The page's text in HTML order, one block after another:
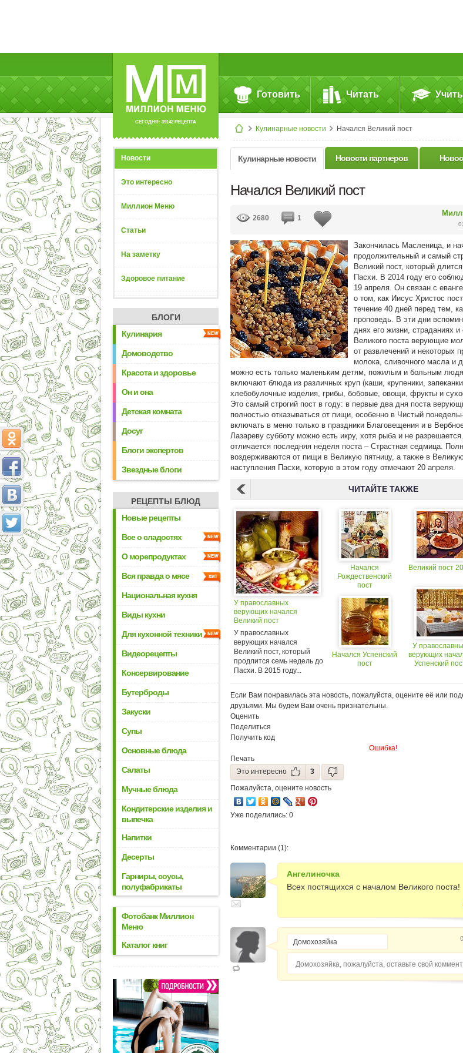
СЕГОДНЯ: 39142 РЕЦЕПТА
Готовить Читать
Кулинарные новости Начался Великий пост
Новости
Это интересно
Миллион Меню
Статьи
На заметку
Здоровое питание
БЛОГИ
Кулинария
Домоводство
Красота и здоровье
Он и она
Детская комната
Досуг
Блоги экспертов
Звездные блоги
РЕЦЕПТЫ БЛЮД
Новые рецепты
Все о сладостях
О морепродуктах
Вся правда о мясе
Национальная кухня
Виды кухни
Для кухонной техники
Видеорецепты
Консервирование
Бутерброды
Закуски
Супы
Основные блюда
Салаты
Мучные блюда
Кондитерские изделия и
выпечка
Напитки
Десерты
Гарниры, соусы,
полуфабрикаты
Фотобанк Миллион
Меню
Каталог книг
Кулинарные новости Новости партнеров
Начался Великий пост
2680 1
Закончилась Масленица, и
продолжительный и самый
Великий пост, который
Пасхи. В 2014 году его
19 апреля. Он связан с
о том, как Иисус Христос
течение 40 дней перед тем,
проповедь. В эти дни
днях его жизни, страданиях
Великого поста верующие
от развлечений и некоторых
молока, сливочного масла и
можно есть только маленьким детям, пожилым и больным
включают блюда из различных круп (каши, крупеники,
хлебобулочные изделия, грибы, бобовые, овощи, фрукты и
Это самый строгий пост в году: в первые два дня поста
полностью отказываться от пищи, особенно в Чистый
включать в меню только в праздники Благовещения и в
Лазареву субботу можно есть икру, хотя рыба и не
отличается последняя неделя поста – Страстная седмица.
воздерживаются от пищи в Великую пятницу, а также в
наступления Пасхи, которую в этом году отмечают 20 апреля.
ЧИТАЙТЕ ТАКЖЕ
У православных
верующих начался
Великий пост
У православных
верующих начался
Великий пост, который
продлится семь недель до
Пасхи. В 2015 году...
Начался
Рождественский
пост
Начался Успенский
пост
Великий пост
У
верующих
Успенский
Если Вам понравилась эта новость, пожалуйста, оцените её или
друзьями. Мы будем Вам очень признательны.
Оценить
Поделиться
Получить код
Ошибка!
Печать
Это интересно
3
Пожалуйста, оцените новость
Уже поделились: 0
Комментарии (1):
Ангелиночка
Всех постящихся с началом Великого поста!
Домохозяйка, пожалуйста, оставьте свой